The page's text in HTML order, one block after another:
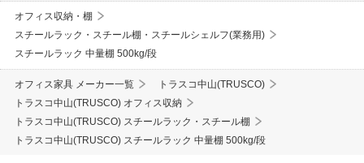
オフィス収納・棚
スチールラック・スチール棚・スチールシェルフ(業務用)
スチールラック 中量棚 500kg/段
オフィス家具 メーカー一覧
トラスコ中山(TRUSCO)
トラスコ中山(TRUSCO) オフィス収納
トラスコ中山(TRUSCO) スチールラック・スチール棚
トラスコ中山(TRUSCO) スチールラック 中量棚 500kg/段